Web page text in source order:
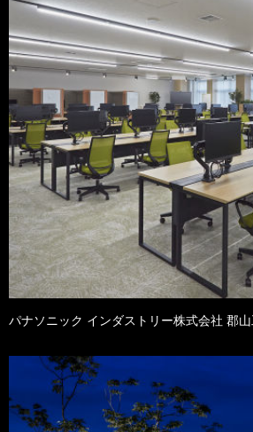
パナソニック インダストリー株式会社 郡